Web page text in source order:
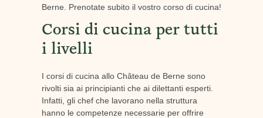
Berne. Prenotate subito il vostro corso di cucina!
Corsi di cucina per tutti
i livelli
I corsi di cucina allo Château de Berne sono
rivolti sia ai principianti che ai dilettanti esperti.
Infatti, gli chef che lavorano nella struttura
hanno le competenze necessarie per offrire